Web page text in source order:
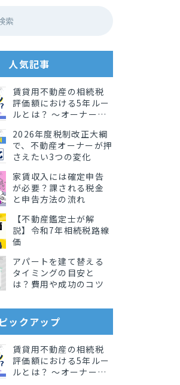
人気記事
賃貸用不動産の相続税
評価額における5年ルー
ルとは？ 〜オーナーが
実務ポイント〜
2026年度税制改正大綱
で、不動産オーナーが押
さえたい3つの変化
家賃収入には確定申告
が必要？課される税金
と申告方法の流れ
【不動産鑑定士が解
説】令和7年相続税路線
価
アパートを建て替える
タイミングの目安と
は？費用や成功のコツ
ピックアップ
賃貸用不動産の相続税
評価額における5年ルー
ルとは？ 〜オーナーが